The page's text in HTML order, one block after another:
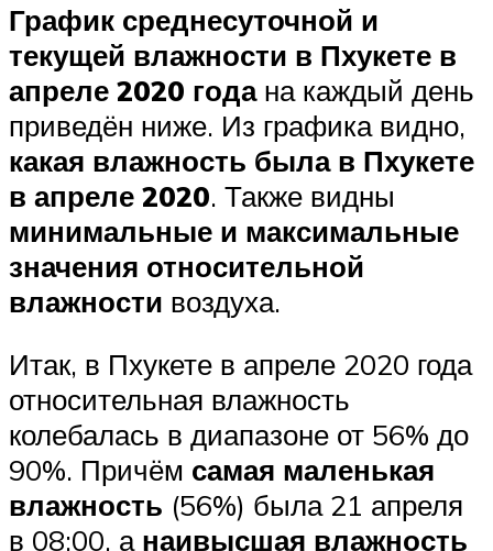
График среднесуточной и
текущей влажности в Пхукете в
апреле 2020 годана каждый день
приведён ниже. Из графика видно,
какая влажность была в Пхукете
в апреле 2020. Также видны
минимальные и максимальные
значения относительной
влажности воздуха.
Итак, в Пхукете в апреле 2020 года
относительная влажность
колебалась в диапазоне от 56% до
90%. Причём самая маленькая
влажность (56%) была 21 апреля
в 08:00, а наивысшая влажность